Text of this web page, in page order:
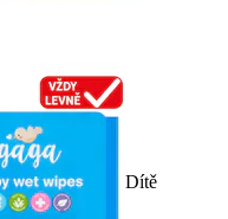
Dítě